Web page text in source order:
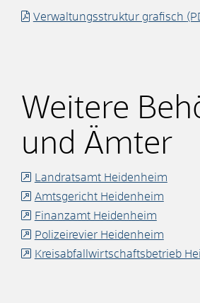
Verwaltungsstruktur grafisch
Weitere
und Ämter
Landratsamt Heidenheim
Amtsgericht Heidenheim
Finanzamt Heidenheim
Polizeirevier Heidenheim
Kreisabfallwirtschaftsbetrieb